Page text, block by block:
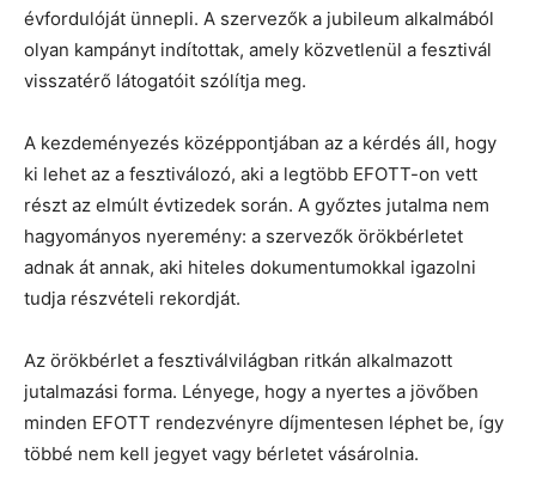
évfordulóját ünnepli. A szervezők a jubileum alkalmából
olyan kampányt indítottak, amely közvetlenül a fesztivál
visszatérő látogatóit szólítja meg.
A kezdeményezés középpontjában az a kérdés áll, hogy
ki lehet az a fesztiválozó, aki a legtöbb EFOTT-on vett
részt az elmúlt évtizedek során. A győztes jutalma nem
hagyományos nyeremény: a szervezők örökbérletet
adnak át annak, aki hiteles dokumentumokkal igazolni
tudja részvételi rekordját.
Az örökbérlet a fesztiválvilágban ritkán alkalmazott
jutalmazási forma. Lényege, hogy a nyertes a jövőben
minden EFOTT rendezvényre díjmentesen léphet be, így
többé nem kell jegyet vagy bérletet vásárolnia.